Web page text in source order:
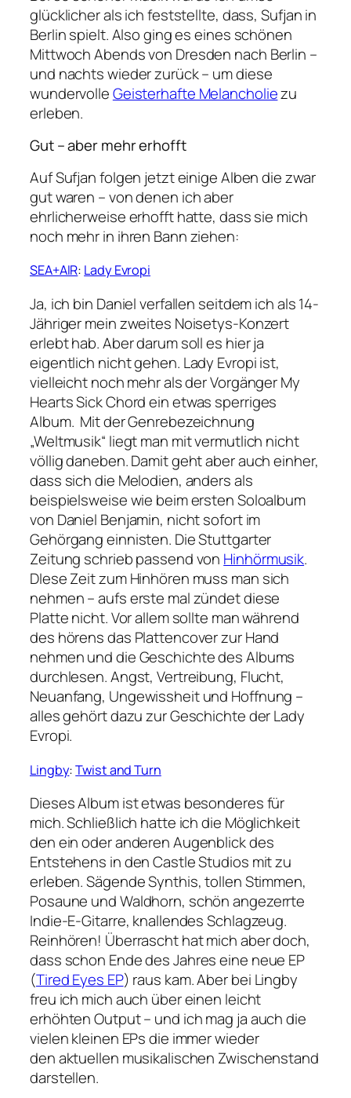
glücklicher als ich feststellte, dass, Sufjan in
Berlin spielt. Also ging es eines schönen
Mittwoch Abends von Dresden nach Berlin –
und nachts wieder zurück – um diese
wundervolleGeisterhafte Melancholiezu
erleben.
Gut – aber mehr erhofft
Auf Sufjan folgen jetzt einige Alben die zwar
gut waren – von denen ich aber
ehrlicherweise erhofft hatte, dass sie mich
noch mehr in ihren Bann ziehen:
SEA+AIR: Lady Evropi
Ja, ich bin Daniel verfallen seitdem ich als 14-
Jähriger mein zweites Noisetys-Konzert
erlebt hab. Aber darum soll es hier ja
eigentlich nicht gehen. Lady Evropiist,
vielleicht noch mehr als der VorgängerMy
Hearts Sick Chordein etwas sperriges
Album. Mit der Genrebezeichnung
„Weltmusik“ liegt man mit vermutlich nicht
völlig daneben. Damit geht aber auch einher,
dass sich die Melodien, anders als
beispielsweise wie beim ersten Soloalbum
von Daniel Benjamin, nicht sofort im
Gehörgang einnisten. Die Stuttgarter
Zeitung schrieb passend von Hinhörmusik.
DIese Zeit zum Hinhören muss man sich
nehmen – aufs erste mal zündet diese
Platte nicht. Vor allem sollte man während
des hörens das Plattencover zur Hand
nehmen und die Geschichte des Albums
durchlesen. Angst, Vertreibung, Flucht,
Neuanfang, Ungewissheit und Hoffnung –
alles gehört dazu zur Geschichte der Lady
Evropi.
Lingby:Twist and Turn
Dieses Album ist etwas besonderes für
mich. Schließlich hatte ich die Möglichkeit
den ein oder anderen Augenblick des
Entstehens in den Castle Studios mit zu
erleben. Sägende Synthis, tollen Stimmen,
Posaune und Waldhorn, schön angezerrte
Indie-E-Gitarre, knallendes Schlagzeug.
Reinhören! Überrascht hat mich aber doch,
dass schon Ende des Jahres eine neue EP
(Tired Eyes EP) raus kam. Aber bei Lingby
freu ich mich auch über einen leicht
erhöhten Output – und ich mag ja auch die
vielen kleinen EPs die immer wieder
den aktuellen musikalischen Zwischenstand
darstellen.